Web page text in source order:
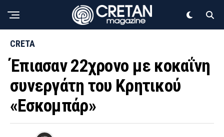
CRETA
Έπιασαν 22χρονο με κοκαΐνη
συνεργάτη του Κρητικού
«Εσκομπάρ»